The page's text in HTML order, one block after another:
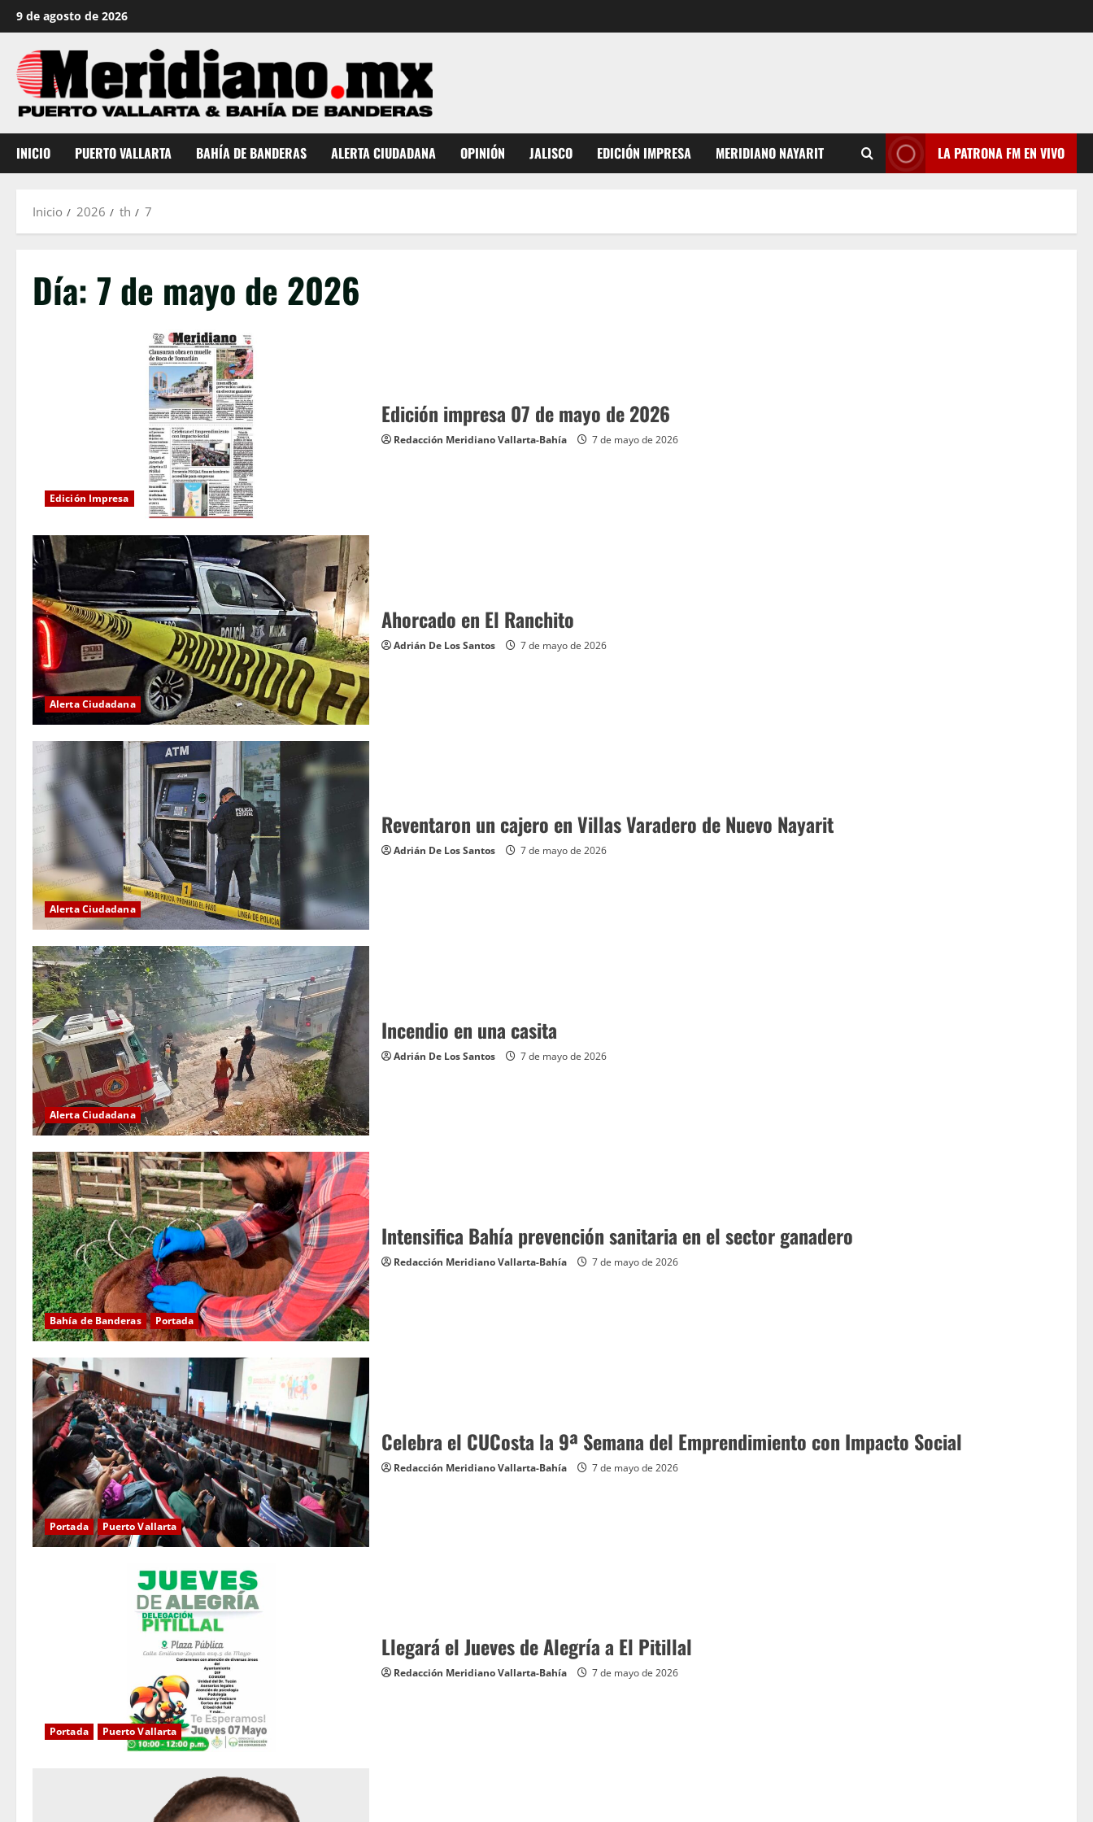
Saltar
al
contenido
9 de agosto de 2026
INICIO PUERTO VALLARTA BAHÍA DE BANDERAS ALERTA CIUDADANA OPINIÓN JALISCO EDICIÓN IMPRESA MERIDIANO NAYARIT LA PATRONA FM EN VIVO
Inicio 2026 th 7
Día: 7 de mayo de 2026
Edición Impresa
Edición impresa 07 de mayo de 2026
Redacción Meridiano Vallarta-Bahía 7 de mayo de 2026
Alerta Ciudadana
Ahorcado en El Ranchito
Adrián De Los Santos 7 de mayo de 2026
Alerta Ciudadana
Reventaron un cajero en Villas Varadero de Nuevo Nayarit
Adrián De Los Santos 7 de mayo de 2026
Alerta Ciudadana
Incendio en una casita
Adrián De Los Santos 7 de mayo de 2026
Bahía de Banderas Portada
Intensifica Bahía prevención sanitaria en el sector ganadero
Redacción Meridiano Vallarta-Bahía 7 de mayo de 2026
Portada Puerto Vallarta
Celebra el CUCosta la 9ª Semana del Emprendimiento con Impacto Social
Redacción Meridiano Vallarta-Bahía 7 de mayo de 2026
Portada Puerto Vallarta
Llegará el Jueves de Alegría a El Pitillal
Redacción Meridiano Vallarta-Bahía 7 de mayo de 2026